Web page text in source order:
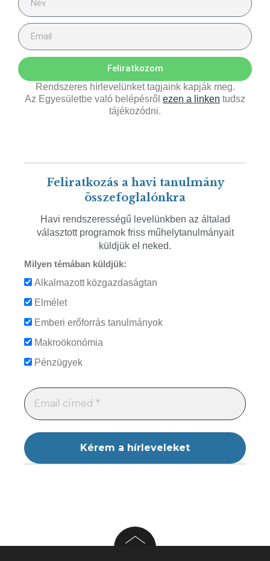
Feliratkozom
Rendszeres hírlevelünket tagjaink kapják meg.
Az Egyesületbe való belépésről ezen a linken tudsz
tájékozódni.
Feliratkozás a havi tanulmány
összefoglalónkra
Havi rendszerességű levelünkben az általad
választott programok friss műhelytanulmányait
küldjük el neked.
Milyen témában küldjük:
Alkalmazott közgazdaságtan
Elmélet
Emberi erőforrás tanulmányok
Makroökonómia
Pénzügyek